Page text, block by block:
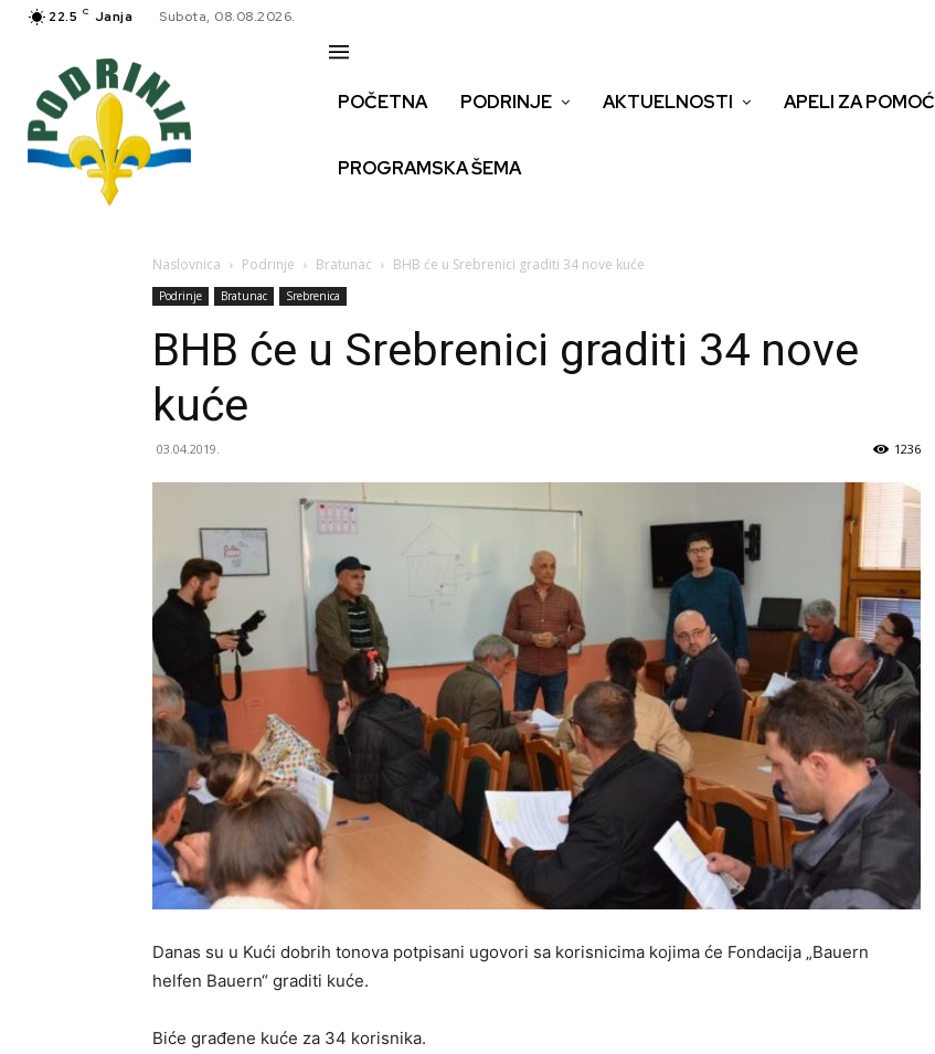
22.5 C Janja Subota, 08.08.2026.
POČETNA PODRINJE AKTUELNOSTI APELI ZA POMOĆ
PROGRAMSKA ŠEMA
Naslovnica Podrinje Bratunac BHB će u Srebrenici graditi 34 nove kuće
Podrinje Bratunac Srebrenica
BHB će u Srebrenici graditi 34 nove
kuće
03.04.2019. 1236
Danas su u Kući dobrih tonova potpisani ugovori sa korisnicima kojima će Fondacija „Bauern
helfen Bauern“ graditi kuće.
Biće građene kuće za 34 korisnika.